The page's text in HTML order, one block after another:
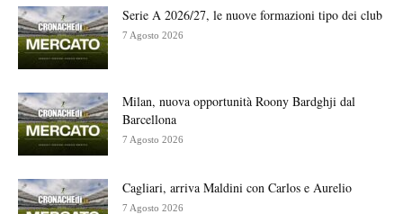
Serie A 2026/27, le nuove formazioni tipo dei club
7 Agosto 2026
Milan, nuova opportunità Roony Bardghji dal
Barcellona
7 Agosto 2026
Cagliari, arriva Maldini con Carlos e Aurelio
7 Agosto 2026